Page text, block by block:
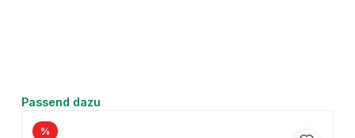
Produktgalerie überspringen
Passend dazu
%